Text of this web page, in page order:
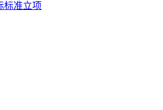
标准立项